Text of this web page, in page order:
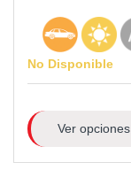
No Disponible
Ver opciones